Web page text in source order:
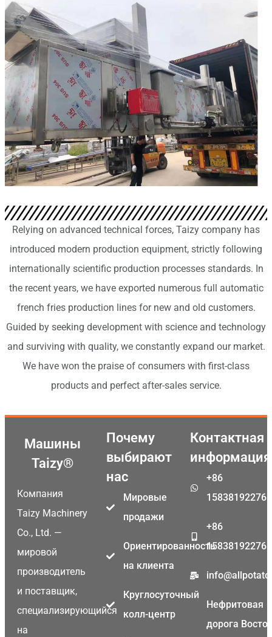
Relying on advanced technical forces, Taizy company has
introduced modern production equipment, strictly following
internationally scientific production processes standards. In
the recent years, we have exported numerous full automatic
french fries production lines for new and old customers.
Guided by seeking development with science and technology
and surviving with quality, we constantly expand our market.
We have won the praise of consumers with first-class
products and perfect after-sales service.
Машины
Taizy®
Компания
Taizy Machinery
Co., Ltd. —
мировой
производитель
и поставщик,
специализирующийся
на
Почему
выбирают
нас
Мировые
продажи
Ориентированность
на клиента
Круглосуточный
колл-центр
Контактная
информация
+86
15838192276
+86
15838192276
Нефритовая
дорога